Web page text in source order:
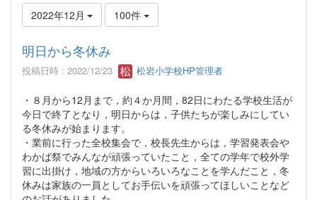
2022年12月 100件
明日から冬休み
投稿日時 : 2022/12/23 松岩小学校HP管理者
・８月から12月まで，約４か月間，82日にわたる学校生活が
今日で終了となり，明日からは，子供たちが楽しみにしてい
る冬休みが始まります。
・業前に行った全校集会で，校長先生からは，学習発表会や
わかば祭でみんなが頑張っていたこと，全ての学年で校外学
習に出掛け，地域の方からいろいろなことを学んだこと，冬
休みは家族の一員としてお手伝いを頑張ってほしいことなど